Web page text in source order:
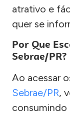
atrativo e
quer se
Por Que
Sebrae/PR?
Ao acessar
Sebrae/PR,